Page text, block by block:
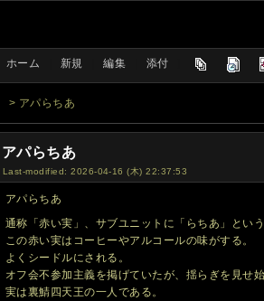
ホーム 新規 編集 添付
> アパらちあ
アパらちあ
Last-modified: 2026-04-16 (木) 22:37:53
アパらちあ
通称「赤い実」、サブユニットに「らちあ」とい
この赤い実はコーヒーやアルコールの味がする。
よくシードルにされる。
オフ会不参加主義を掲げていたが、揺らぎを見せ始
実は裏鯖四天王の一人である。